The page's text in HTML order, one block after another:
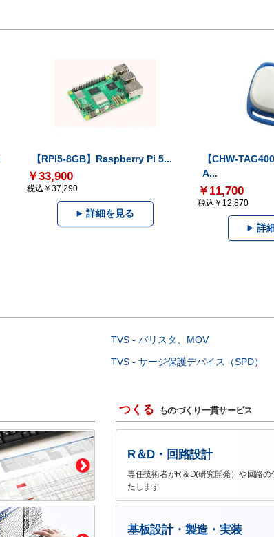
【RPI5-8GB】Raspberry Pi 5...
￥33,900
税込￥37,290
詳細を見る
【CHW-
A...
￥11,700
税込￥12,870
詳
TVS - バリスタ、MOV
TVS - サージ保護デバイス（SPD）
つくる ものづくり一貫サービス
R＆D・回路設計
専任技術者がR＆D(研究開発）や回路
たします
基板設計・製造・実装